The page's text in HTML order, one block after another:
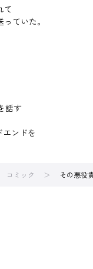
て
ていた。
話す
ンドを
コミック その悪役